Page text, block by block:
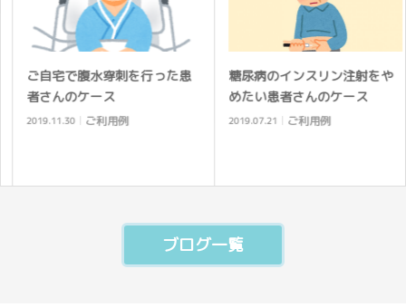
ご自宅で腹水穿刺を行った患
者さんのケース
2019.11.30 ご利用例
糖尿病のインスリン注射をや
めたい患者さんのケース
2019.07.21 ご利用例
ブログ一覧